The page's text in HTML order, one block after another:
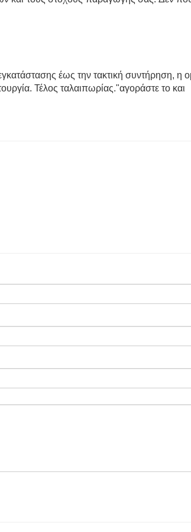
έως την τακτική συντήρηση, η
Τέλος ταλαιπωρίας."αγοράστε το και